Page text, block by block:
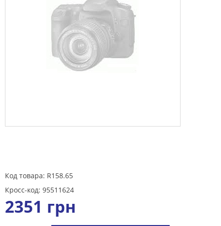
Код товара: R158.65
Кросс-код: 95511624
2351 грн